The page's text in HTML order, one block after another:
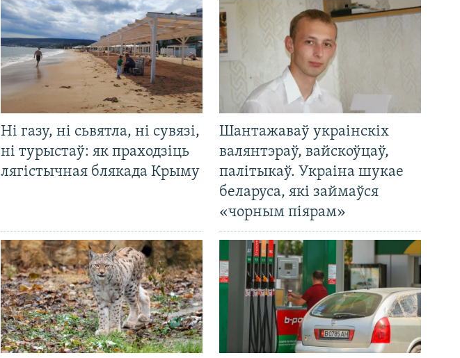
Ні газу, ні сьвятла, ні сувязі,
ні турыстаў: як праходзіць
лягістычная блякада Крыму
Шантажаваў украінскіх
валянтэраў, вайскоўцаў,
палітыкаў. Украіна шукае
беларуса, які займаўся
«чорным піярам»